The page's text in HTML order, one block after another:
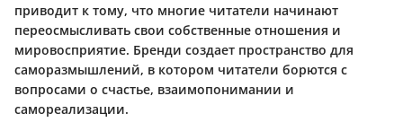
приводит к тому, что многие читатели начинают
переосмысливать свои собственные отношения и
мировосприятие. Бренди создает пространство для
саморазмышлений, в котором читатели борются с
вопросами о счастье, взаимопонимании и
самореализации.